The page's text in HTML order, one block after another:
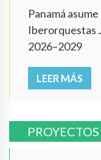
Panamá
Iberorquestas
2026–2029
LEER MÁS
PROYECTOS